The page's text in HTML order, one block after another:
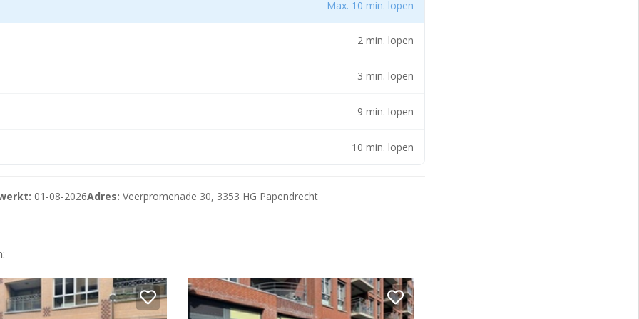
(BIZ). Ondernemers en pandeigenaren investeren middels een bijdrage
voor een gebruiker/huurder € 750,--.
Max. 10 min. lopen
2 min. lopen
3 min. lopen
9 min. lopen
10 min. lopen
01-08-2026Adres: Veerpromenade 30, 3353 HG Papendrecht